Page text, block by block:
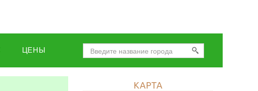
ЦЕНЫ
КАРТА